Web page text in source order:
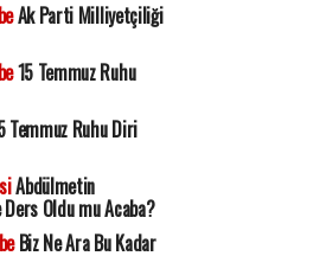
Ak Parti Milliyetçiliği
15 Temmuz Ruhu
Temmuz Ruhu Diri
Abdülmetin
Ders Oldu mu Acaba?
Biz Ne Ara Bu Kadar